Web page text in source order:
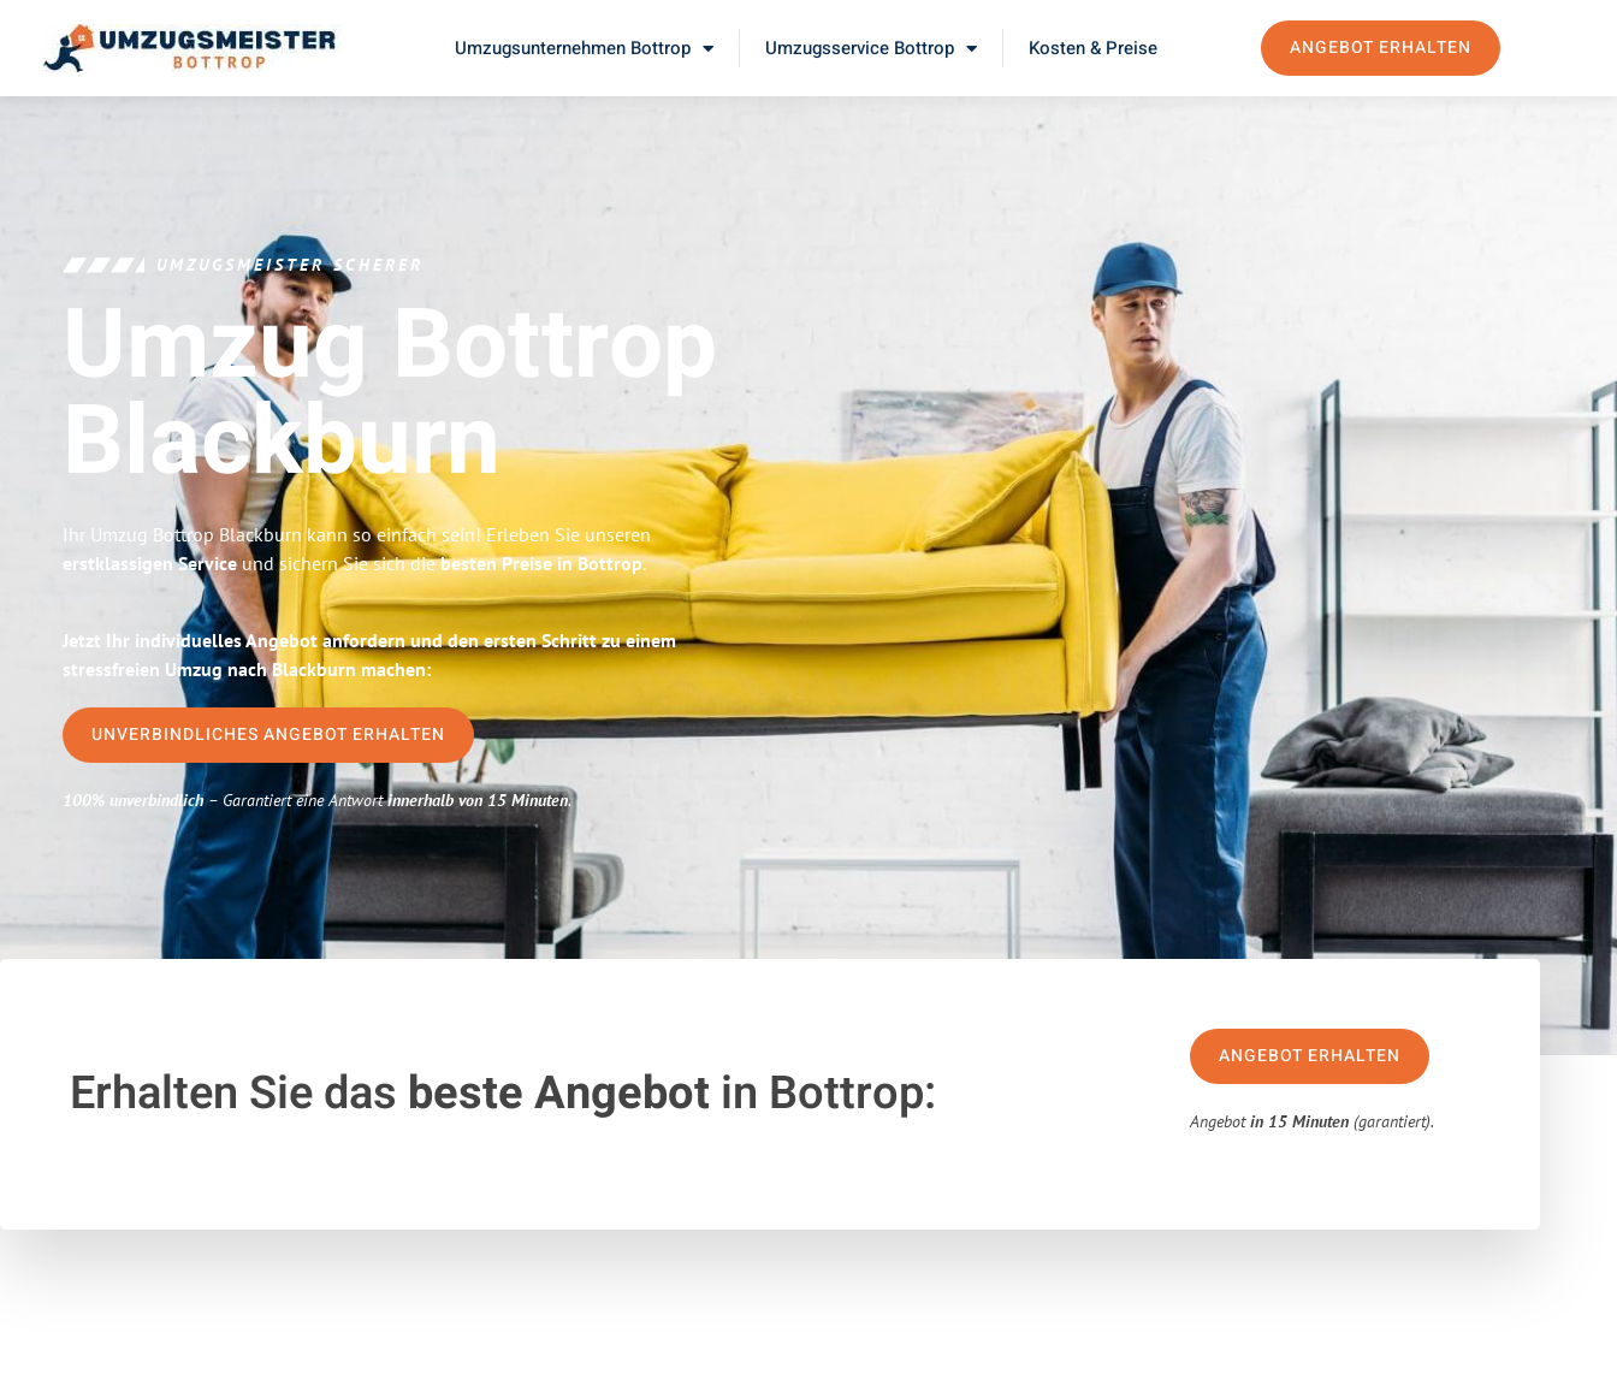
Umzugsunternehmen Bottrop Umzugsservice Bottrop Kosten & Preise ANGEBOT ERHALTEN
UMZUGSMEISTER SCHERER
Umzug Bottrop
Blackburn
Ihr Umzug Bottrop Blackburn kann so einfach sein! Erleben Sie unseren
erstklassigen Service und sichern Sie sich diebesten Preise in Bottrop.
Jetzt Ihr individuelles Angebot anfordern und den ersten Schritt zu einem
stressfreien Umzug nach Blackburn machen:
UNVERBINDLICHES ANGEBOT ERHALTEN
100% unverbindlich– Garantiert eine Antwortinnerhalb von 15 Minuten.
Erhalten Sie das beste Angebotin Bottrop:
ANGEBOT ERHALTEN
Angebotin 15 Minuten (garantiert).